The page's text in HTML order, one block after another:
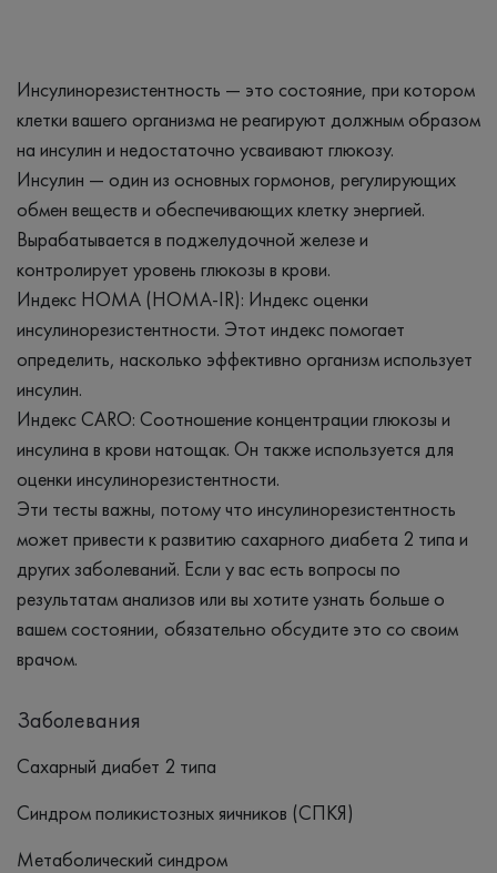
Инсулинорезистентность — это состояние, при котором
клетки вашего организма не реагируют должным образом
на инсулин и недостаточно усваивают глюкозу.
Инсулин — один из основных гормонов, регулирующих
обмен веществ и обеспечивающих клетку энергией.
Вырабатывается в поджелудочной железе и
контролирует уровень глюкозы в крови.
Индекс НОМА (HOMA-IR): Индекс оценки
инсулинорезистентности. Этот индекс помогает
определить, насколько эффективно организм использует
инсулин.
Индекс CARO: Соотношение концентрации глюкозы и
инсулина в крови натощак. Он также используется для
оценки инсулинорезистентности.
Эти тесты важны, потому что инсулинорезистентность
может привести к развитию сахарного диабета 2 типа и
других заболеваний. Если у вас есть вопросы по
результатам анализов или вы хотите узнать больше о
вашем состоянии, обязательно обсудите это со своим
врачом.
Заболевания
Сахарный диабет 2 типа
Синдром поликистозных яичников (СПКЯ)
Метаболический синдром